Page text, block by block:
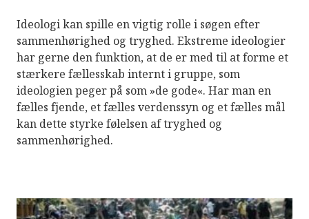
Ideologi kan spille en vigtig rolle i søgen efter
sammenhørighed og tryghed. Ekstreme ideologier
har gerne den funktion, at de er med til at forme et
stærkere fællesskab internt i gruppe, som
ideologien peger på som »de gode«. Har man en
fælles fjende, et fælles verdenssyn og et fælles mål
kan dette styrke følelsen af tryghed og
sammenhørighed.